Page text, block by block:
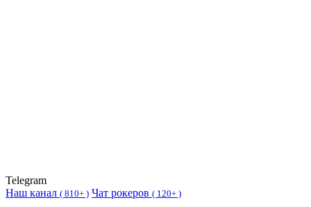
Telegram
Наш канал ( 810+ ) Чат рокеров ( 120+ )